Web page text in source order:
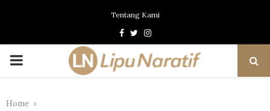
Tentang Kami
Facebook
TwitterInstagram
PRIMARY
Home